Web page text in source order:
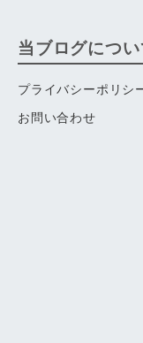
当ブログについ
プライバシーポリシ
お問い合わせ